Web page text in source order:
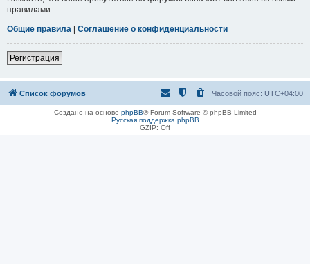
правилами.
Общие правила | Соглашение о конфиденциальности
Регистрация
Список форумов Часовой пояс: UTC+04:00
Создано на основе phpBB® Forum Software © phpBB Limited
Русская поддержка phpBB
GZIP: Off